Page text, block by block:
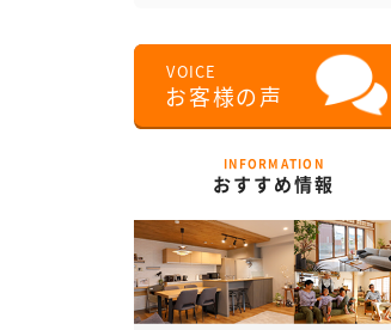
INFORMATION
おすすめ情報